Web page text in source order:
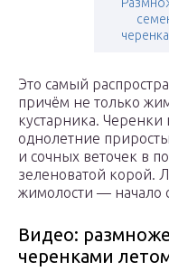
Это самый
причём не только
кустарника. Черенки
однолетние
и сочных веточек в
зеленоватой корой.
жимолости — начало
Видео:
черенками